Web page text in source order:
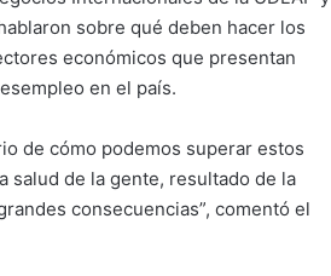
sobre qué deben hacer los
económicos que presentan
en el país.
de cómo podemos superar estos
salud de la gente, resultado de la
consecuencias”, comentó el